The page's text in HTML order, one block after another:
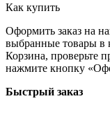
Как купить
Оформить заказ на
выбранные товары в
Корзина, проверьте
нажмите кнопку
Быстрый заказ